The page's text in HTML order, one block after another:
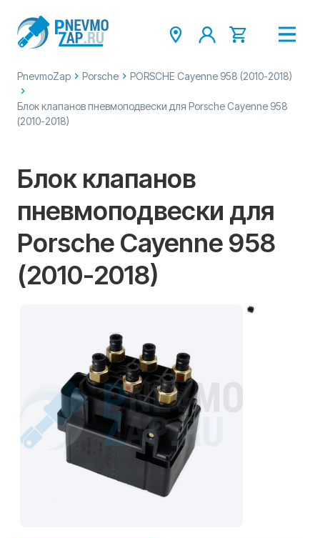
PnevmoZap Porsche PORSCHE Cayenne 958 (2010-2018)
Блок клапанов пневмоподвески для Porsche Cayenne 958
(2010-2018)
Блок клапанов
пневмоподвески для
Porsche Cayenne 958
(2010-2018)